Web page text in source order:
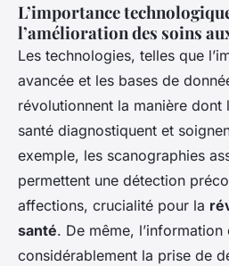
L’importance
l’amélioration des soins
Les technologies, telles que
avancée et les bases de
révolutionnent la manière dont
santé diagnostiquent et
exemple, les scanographies
permettent une détection
affections, crucialité pour la
santé. De même,
considérablement la prise de